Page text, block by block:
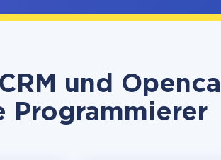
und
Programmierer